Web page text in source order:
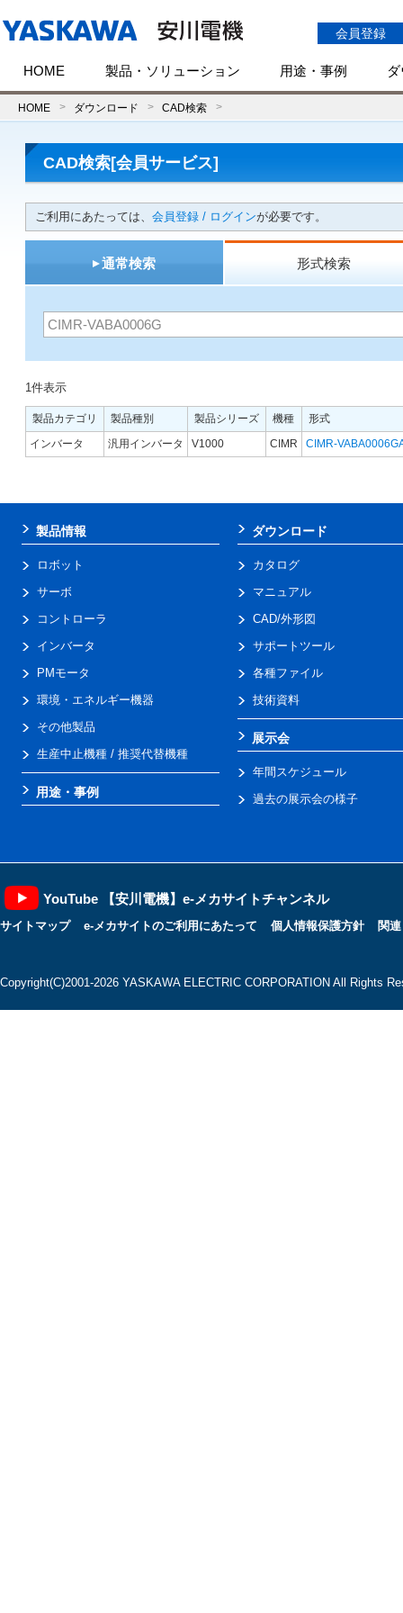
会員登録
HOME 製品・ソリューション 用途・事例
HOME ダウンロード CAD検索
CAD検索[会員サービス]
ご利用にあたっては、 会員登録 / ログインが必要です。
通常検索 形式検索
1件表示
製品カテゴリ 製品種別 製品シリーズ 機種
形式
インバータ
汎用インバータ V1000 CIMR CIMR-
製品情報
ロボット
サーボ
コントローラ
インバータ
PMモータ
環境・エネルギー機器
その他製品
生産中止機種 / 推奨代替機種
用途・事例
ダウンロード
カタログ
マニュアル
CAD/外形図
サポートツール
各種ファイル
技術資料
展示会
年間スケジュール
過去の展示会の様子
YouTube 【安川電機】e-メカサイトチャンネル
サイトマップ e-メカサイトのご利用にあたって 個人情報保護方針 関
Copyright(C)2001‐2026 YASKAWA ELECTRIC CORPORATION All Rights